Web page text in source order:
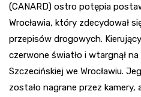
(CANARD) ostro potępia
Wrocławia, który zdecydował
przepisów drogowych.
czerwone światło i wtargnął
Szczecińskiej we Wrocławiu.
zostało nagrane przez kamery,